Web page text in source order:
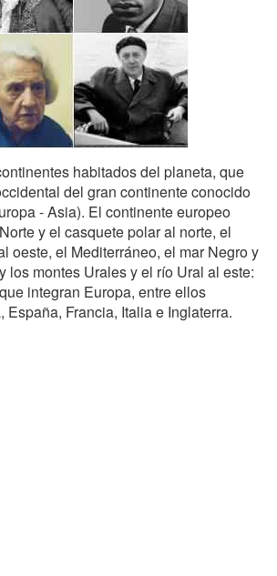
habitados del planeta, que
del gran continente conocido
- Asia). El continente europeo
y el casquete polar al norte, el
oeste, el Mediterráneo, el mar Negro y
los montes Urales y el río Ural al este:
integran Europa, entre ellos
Francia, Italia e Inglaterra.